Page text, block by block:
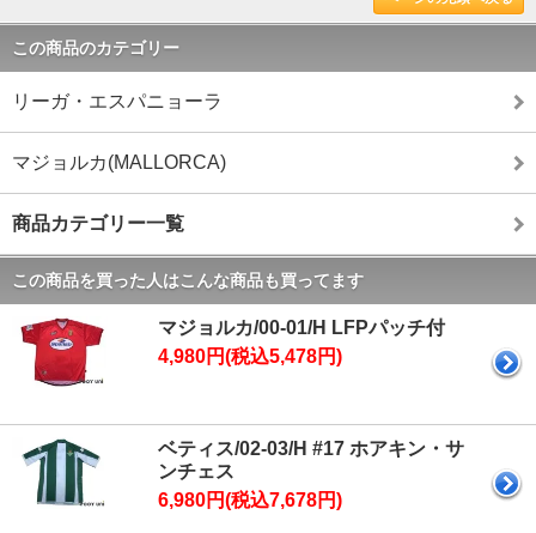
この商品のカテゴリー
リーガ・エスパニョーラ
マジョルカ(MALLORCA)
商品カテゴリー一覧
この商品を買った人はこんな商品も買ってます
マジョルカ/00-01/H LFPパッチ付
4,980円(税込5,478円)
ベティス/02-03/H #17 ホアキン・サ
ンチェス
6,980円(税込7,678円)